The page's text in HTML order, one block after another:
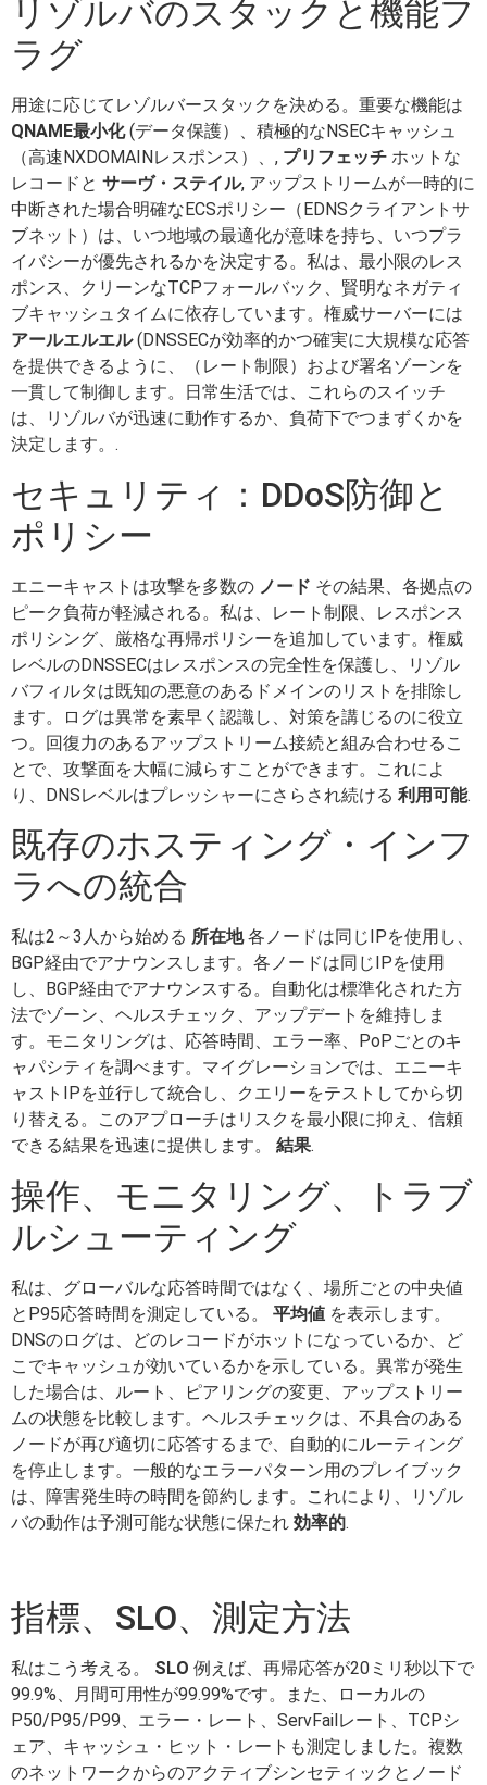
リゾルバのスタックと機能フ
ラグ
用途に応じてレゾルバースタックを決める。重要な機能は
QNAME最小化(データ保護）、積極的なNSECキャッシュ
（高速NXDOMAINレスポンス）、, プリフェッチ ホットな
レコードと サーヴ・ステイル, アップストリームが一時的に
中断された場合明確なECSポリシー（EDNSクライアントサ
ブネット）は、いつ地域の最適化が意味を持ち、いつプラ
イバシーが優先されるかを決定する。私は、最小限のレス
ポンス、クリーンなTCPフォールバック、賢明なネガティ
ブキャッシュタイムに依存しています。権威サーバーには
アールエルエル(DNSSECが効率的かつ確実に大規模な応答
を提供できるように、（レート制限）および署名ゾーンを
一貫して制御します。日常生活では、これらのスイッチ
は、リゾルバが迅速に動作するか、負荷下でつまずくかを
決定します。.
セキュリティ：DDoS防御と
ポリシー
エニーキャストは攻撃を多数の ノード その結果、各拠点の
ピーク負荷が軽減される。私は、レート制限、レスポンス
ポリシング、厳格な再帰ポリシーを追加しています。権威
レベルのDNSSECはレスポンスの完全性を保護し、リゾル
バフィルタは既知の悪意のあるドメインのリストを排除し
ます。ログは異常を素早く認識し、対策を講じるのに役立
つ。回復力のあるアップストリーム接続と組み合わせるこ
とで、攻撃面を大幅に減らすことができます。これによ
り、DNSレベルはプレッシャーにさらされ続ける 利用可能.
既存のホスティング・インフ
ラへの統合
私は2～3人から始める 所在地各ノードは同じIPを使用し、
BGP経由でアナウンスします。各ノードは同じIPを使用
し、BGP経由でアナウンスする。自動化は標準化された方
法でゾーン、ヘルスチェック、アップデートを維持しま
す。モニタリングは、応答時間、エラー率、PoPごとのキ
ャパシティを調べます。マイグレーションでは、エニーキ
ャストIPを並行して統合し、クエリーをテストしてから切
り替える。このアプローチはリスクを最小限に抑え、信頼
できる結果を迅速に提供します。 結果.
操作、モニタリング、トラブ
ルシューティング
私は、グローバルな応答時間ではなく、場所ごとの中央値
とP95応答時間を測定している。 平均値 を表示します。
DNSのログは、どのレコードがホットになっているか、ど
こでキャッシュが効いているかを示している。異常が発生
した場合は、ルート、ピアリングの変更、アップストリー
ムの状態を比較します。ヘルスチェックは、不具合のある
ノードが再び適切に応答するまで、自動的にルーティング
を停止します。一般的なエラーパターン用のプレイブック
は、障害発生時の時間を節約します。これにより、リゾル
バの動作は予測可能な状態に保たれ 効率的.
指標、SLO、測定方法
私はこう考える。 SLO 例えば、再帰応答が20ミリ秒以下で
99.9%、月間可用性が99.99%です。また、ローカルの
P50/P95/P99、エラー・レート、ServFailレート、TCPシ
ェア、キャッシュ・ヒット・レートも測定しました。複数
のネットワークからのアクティブシンセティックとノード